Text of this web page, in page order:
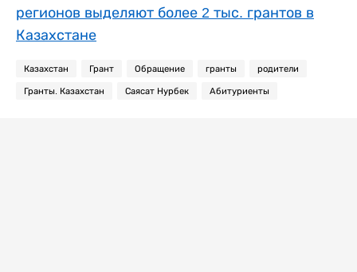
регионов выделяют более 2 тыс. грантов в
Казахстане
Казахстан Грант Обращение гранты родители
Гранты. Казахстан Саясат Нурбек Абитуриенты